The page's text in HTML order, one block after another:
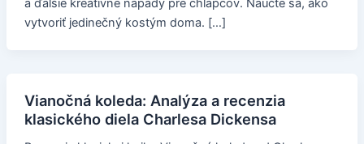
a ďalšie kreatívne nápady pre chlapcov. Naučte sa, ako
vytvoriť jedinečný kostým doma. […]
Vianočná koleda: Analýza a recenzia
klasického diela Charlesa Dickensa